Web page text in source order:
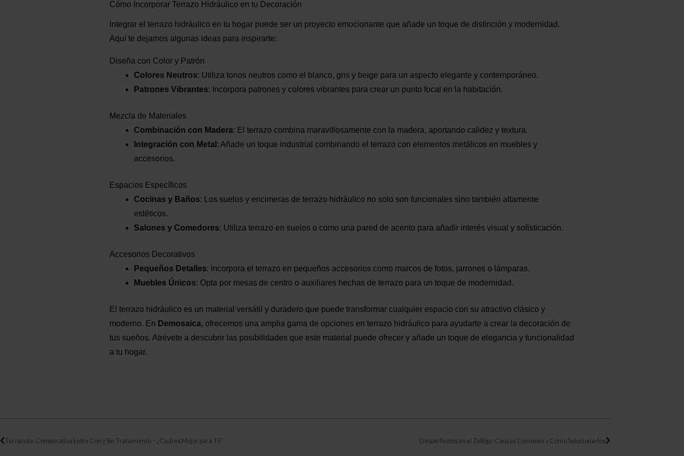
Cómo Incorporar Terrazo Hidráulico en tu Decoración
Integrar el terrazo hidráulico en tu hogar puede ser un proyecto emocionante que añade un toque de distinción y modernidad.
Aquí te dejamos algunas ideas para inspirarte:
Diseña con Color y Patrón
Colores Neutros: Utiliza tonos neutros como el blanco, gris y beige para un aspecto elegante y contemporáneo.
Patrones Vibrantes: Incorpora patrones y colores vibrantes para crear un punto focal en la habitación.
Mezcla de Materiales
Combinación con Madera: El terrazo combina maravillosamente con la madera, aportando calidez y textura.
Integración con Metal : Añade un toque industrial combinando el terrazo con elementos metálicos en muebles y
accesorios.
Espacios Específicos
Cocinas y Baños: Los suelos y encimeras de terrazo hidráulico no solo son funcionales sino también altamente
estéticos.
Salones y Comedores: Utiliza terrazo en suelos o como una pared de acento para añadir interés visual y sofisticación.
Accesorios Decorativos
Pequeños Detalles: Incorpora el terrazo en pequeños accesorios como marcos de fotos, jarrones o lámparas.
Muebles Únicos: Opta por mesas de centro o auxiliares hechas de terrazo para un toque de modernidad.
El terrazo hidráulico es un material versátil y duradero que puede transformar cualquier espacio con su atractivo clásico y
moderno. En Demosaica, ofrecemos una amplia gama de opciones en terrazo hidráulico para ayudarte a crear la decoración de
tus sueños. Atrévete a descubrir las posibilidades que este material puede ofrecer y añade un toque de elegancia y funcionalidad
a tu hogar.
Terracota: Comparativa Entre Con y Sin Tratamiento – ¿Cuál es Mejor para Ti? Desperfectos en el Zellige: Causas Comunes y Cómo Solucionarlos